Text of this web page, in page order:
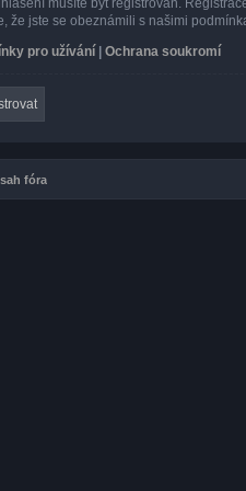
musíte být registrován.
že jste se obeznámili s našimi
pro užívání
Ochrana soukromí
fóra